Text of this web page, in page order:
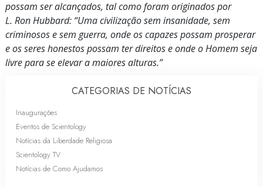
possam ser alcançados, tal como foram originados por
L. Ron Hubbard: “Uma civilização sem insanidade, sem
criminosos e sem guerra, onde os capazes possam prosperar
e os seres honestos possam ter direitos e onde o Homem seja
livre para se elevar a maiores alturas.”
CATEGORIAS DE NOTÍCIAS
Inaugurações
Eventos de Scientology
Notícias da Liberdade Religiosa
Scientology TV
Notícias de Como Ajudamos